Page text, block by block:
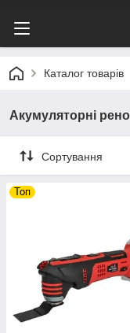
Каталог товарів
Акумуляторні
Сортування
Топ